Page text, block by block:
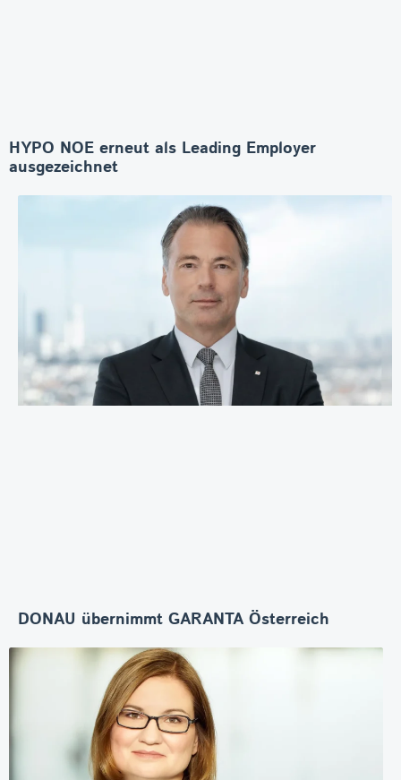
HYPO NOE erneut als Leading Employer
ausgezeichnet
DONAU übernimmt GARANTA Österreich